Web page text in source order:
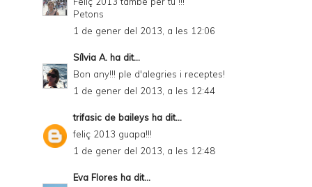
n
d
P
D
F
Petons
1 de gener del 2013, a les 12:06
Sílvia A. ha dit...
Bon any!!! ple d'alegries i receptes!
1 de gener del 2013, a les 12:44
trifasic de baileys ha dit...
feliç 2013 guapa!!!
1 de gener del 2013, a les 12:48
Eva Flores ha dit...